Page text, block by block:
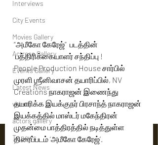
Interviews
City Events
Movies Gallery
Actress Gallery
Events Gallery
Latest News
videos
actors gallery
Tv news
“அமீகோ கேரேஜ்”  படத்தின்
பத்திரிக்கையாளர் சந்திப்பு !
People Production House சார்பில்
முரளி ஶ்ரீனிவாசன் தயாரிப்பில், NV
Creations நாகராஜன் இணைந்து
தயாரிக்க இயக்குநர் பிரசாந்த் நாகராஜன்
இயக்கத்தில் மாஸ்டர் மகேந்திரன்
முதன்மை பாத்திரத்தில் நடித்துள்ள
திரைப்படம் ‘அமீகோ கேரேஜ்’.